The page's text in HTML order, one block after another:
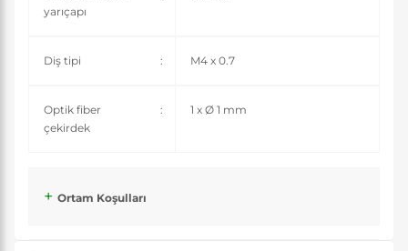
yarıçapı
Diş tipi : M4 x 0.7
Optik fiber
çekirdek
: 1 x Ø 1 mm
Ortam Koşulları